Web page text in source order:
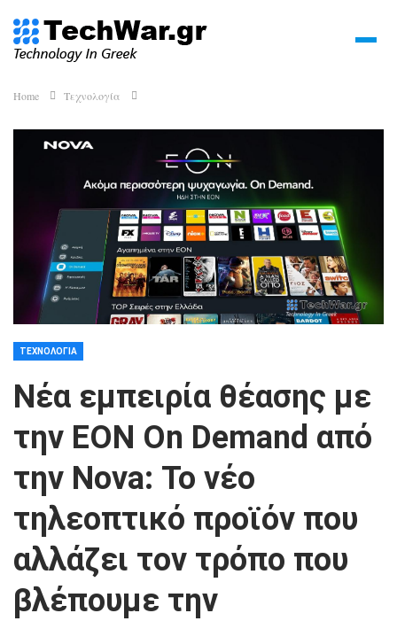
Home Τεχνολογία
ΤΕΧΝΟΛΟΓΊΑ
Νέα εμπειρία θέασης με
την EON On Demand από
την Nova: Το νέο
τηλεοπτικό προϊόν που
αλλάζει τον τρόπο που
βλέπουμε την